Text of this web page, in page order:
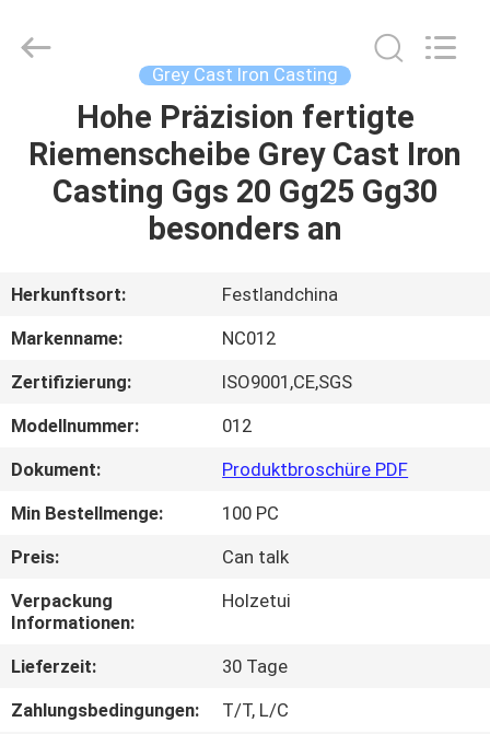
HAUSE
PRODUKTE
VIDEOS
UNS
WERKSBESICHTIGUNG
QUALITÄTSKONTROLLE
KONTAKT
UNS
Foundry
CO.,LTD.
Grey Cast Iron Casting
Hohe Präzision fertigte
Riemenscheibe Grey Cast Iron
Casting Ggs 20 Gg25 Gg30
besonders an
Herkunftsort:
Festlandchina
Markenname:
NC012
Zertifizierung:
ISO9001,CE,SGS
Modellnummer:
012
Dokument:
Produktbroschüre PDF
Min Bestellmenge:
100 PC
Preis:
Can talk
Verpackung
Informationen:
Holzetui
Lieferzeit:
30 Tage
Zahlungsbedingungen:
T/T, L/C